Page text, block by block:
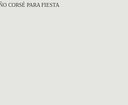
CORSÉ PARA FIESTA